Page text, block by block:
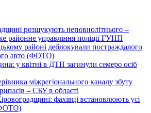
розшукують неповнолітнього –
районне управління поліції ГУНП
районі деблокували постраждалого
авто (ФОТО)
у квітні в ДТП загинули семеро осіб
міжрегіонального каналу збуту
– СБУ в області
фахівці встановлюють усі